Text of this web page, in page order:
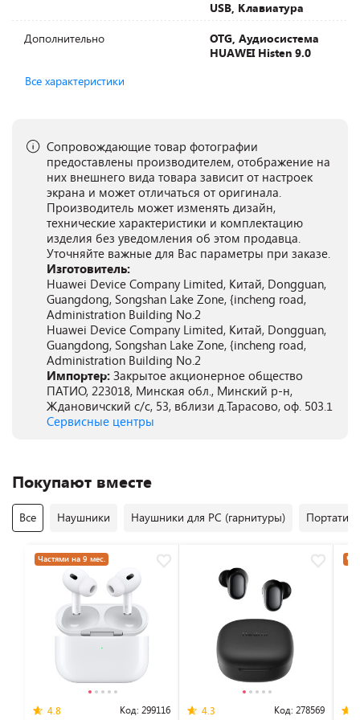
USB, Клавиатура
Дополнительно
OTG, Аудиосистема
HUAWEI Histen 9.0
Все характеристики
Сопровождающие товар фотографии
предоставлены производителем, отображение на
них внешнего вида товара зависит от настроек
экрана и может отличаться от оригинала.
Производитель может изменять дизайн,
технические характеристики и комплектацию
изделия без уведомления об этом продавца.
Уточняйте важные для Вас параметры при заказе.
Изготовитель:
Huawei Device Company Limited, Китай, Dongguan,
Guangdong, Songshan Lake Zone, {incheng road,
Administration Building No.2
Huawei Device Company Limited, Китай, Dongguan,
Guangdong, Songshan Lake Zone, {incheng road,
Administration Building No.2
Импортер: Закрытое акционерное общество
ПАТИО, 223018, Минская обл., Минский р-н,
Ждановичский с/с, 53, вблизи д.Тарасово, оф. 503.1
Сервисные центры
Покупают вместе
Все Наушники Наушники для PC (гарнитуры)
Частями на 9 мес.
4.8 Код: 299116
4.3 Код: 278569